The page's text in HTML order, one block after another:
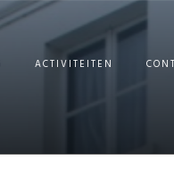
ACTIVITEITEN